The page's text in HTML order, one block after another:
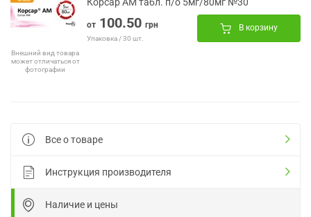
Внешний вид товара
может отличаться от
фотографии
от 100.50 грн
Упаковка / 30 шт.
В корзину
Все о товаре
Инструкция производителя
Наличие и цены